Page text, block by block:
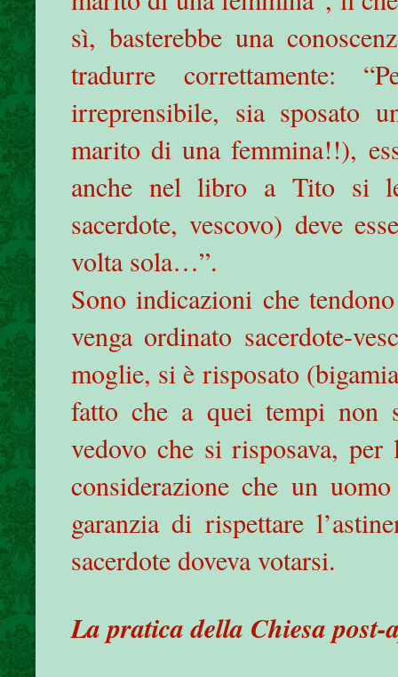
sì, basterebbe una
tradurre correttamente:
irreprensibile, sia sposato
marito di una femmina!!),
anche nel libro a Tito si
sacerdote, vescovo) deve
volta sola…”.
Sono indicazioni che
venga ordinato sacerdote-
moglie, si è risposato
fatto che a quei tempi non
vedovo che si risposava,
considerazione che un
garanzia di rispettare
sacerdote doveva votarsi.
La pratica della Chiesa post-